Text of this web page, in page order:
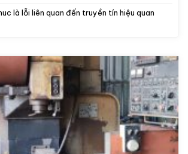
là lỗi liên quan đến truyền tín hiệu quan